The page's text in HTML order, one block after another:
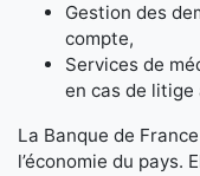
Gestion des
compte,
Services de
en cas de
La Banque de
l’économie du pays.